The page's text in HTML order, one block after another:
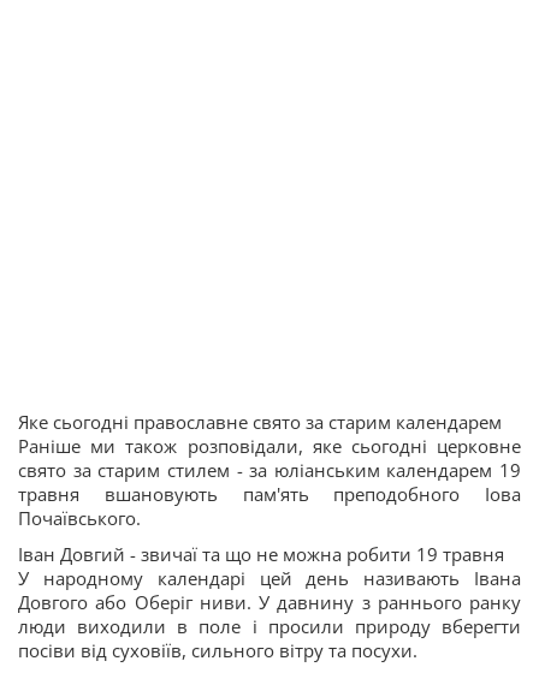
Яке сьогодні православне свято за старим календарем
Раніше ми також розповідали, яке сьогодні церковне
свято за старим стилем - за юліанським календарем 19
травня вшановують пам'ять преподобного Іова
Почаївського.
Іван Довгий - звичаї та що не можна робити 19 травня
У народному календарі цей день називають Івана
Довгого або Оберіг ниви. У давнину з раннього ранку
люди виходили в поле і просили природу вберегти
посіви від суховіїв, сильного вітру та посухи.